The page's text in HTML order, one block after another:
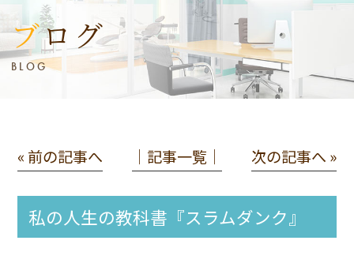
ブログ
BLOG
« 前の記事へ │記事一覧│ 次の記事へ »
私の人生の教科書『スラムダンク』